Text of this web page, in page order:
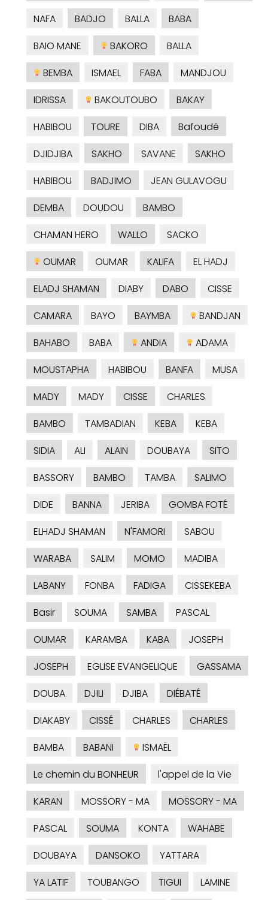
NAFA
BADJO BALLA
BABA
BAIO MANE
BAKORO
BALLA
BEMBA
ISMAEL FABA
MANDJOU
IDRISSA
BAKOUTOUBO
BAKAY
HABIBOU
TOURE DIBA
Bafoudé
DJIDJIBA
SAKHO SAVANE
SAKHO
HABIBOU
BADJIMO
JEAN GULAVOGU
DEMBA
DOUDOU
BAMBO
CHAMAN HERO
WALLO
SACKO
OUMAR
OUMAR KALIFA
EL HADJ
ELADJ SHAMAN
DIABY DABO
CISSE
CAMARA
BAYO BAYMBA
BANDJAN
BAHABO
BABA ANDIA
ADAMA
MOUSTAPHA
HABIBOU BANFA
MUSA
MADY
MADY CISSE
CHARLES
BAMBO
TAMBADIAN KEBA
KEBA
SIDIA
ALI ALAIN DOUBAYA
SITO
BASSORY
BAMBO TAMBA
SALIMO
DIDE
BANNA JERIBA
GOMBA FOTÉ
ELHADJ SHAMAN
N'FAMORI
SABOU
WARABA
SALIM MOMO
MADIBA
LABANY
FONBA FADIGA
CISSEKEBA
Basir
SOUMA SAMBA
PASCAL
OUMAR
KARAMBA KABA
JOSEPH
JOSEPH
EGLISE EVANGELIQUE
GASSAMA
DOUBA
DJILI DJIBA
DIÉBATÉ
DIAKABY
CISSÉ CHARLES
CHARLES
BAMBA
BABANI
ISMAËL
Le chemin du BONHEUR
l'appel de la Vie
KARAN
MOSSORY - MA
MOSSORY - MA
PASCAL
SOUMA KONTA
WAHABE
DOUBAYA
DANSOKO
YATTARA
YA LATIF
TOUBANGO TIGUI LAMINE